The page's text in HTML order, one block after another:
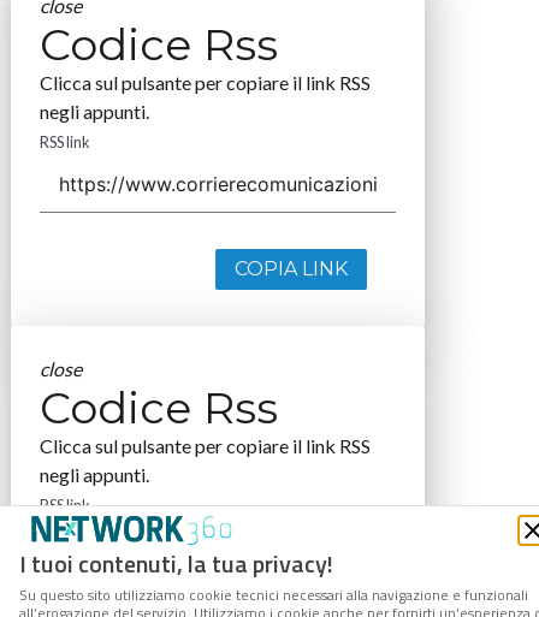
I tuoi contenuti, la tua privacy!
Su questo sito utilizziamo cookie tecnici necessari alla navigazione e funzionali
close
Codice Rss
Clicca sul pulsante per copiare il link RSS
negli appunti.
RSS link
COPIA LINK
close
Codice Rss
Clicca sul pulsante per copiare il link RSS
negli appunti.
RSS link